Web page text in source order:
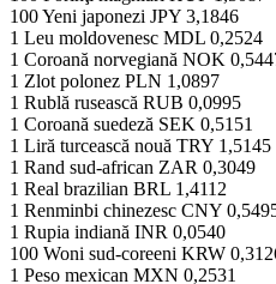
100 Yeni japonezi JPY 3,1846
1 Leu moldovenesc MDL 0,2524
1 Coroană norvegiană NOK
1 Zlot polonez PLN 1,0897
1 Rublă rusească RUB 0,0995
1 Coroană suedeză SEK 0,5151
1 Liră turcească nouă TRY 1,5145
1 Rand sud-african ZAR 0,3049
1 Real brazilian BRL 1,4112
1 Renminbi chinezesc CNY
1 Rupia indiană INR 0,0540
100 Woni sud-coreeni KRW
1 Peso mexican MXN 0,2531